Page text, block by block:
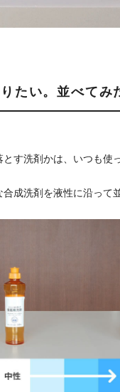
たい。並べてみ
す洗剤かは、いつも
成洗剤を液性に沿って